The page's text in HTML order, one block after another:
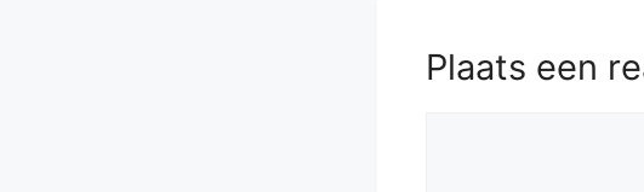
Plaats een